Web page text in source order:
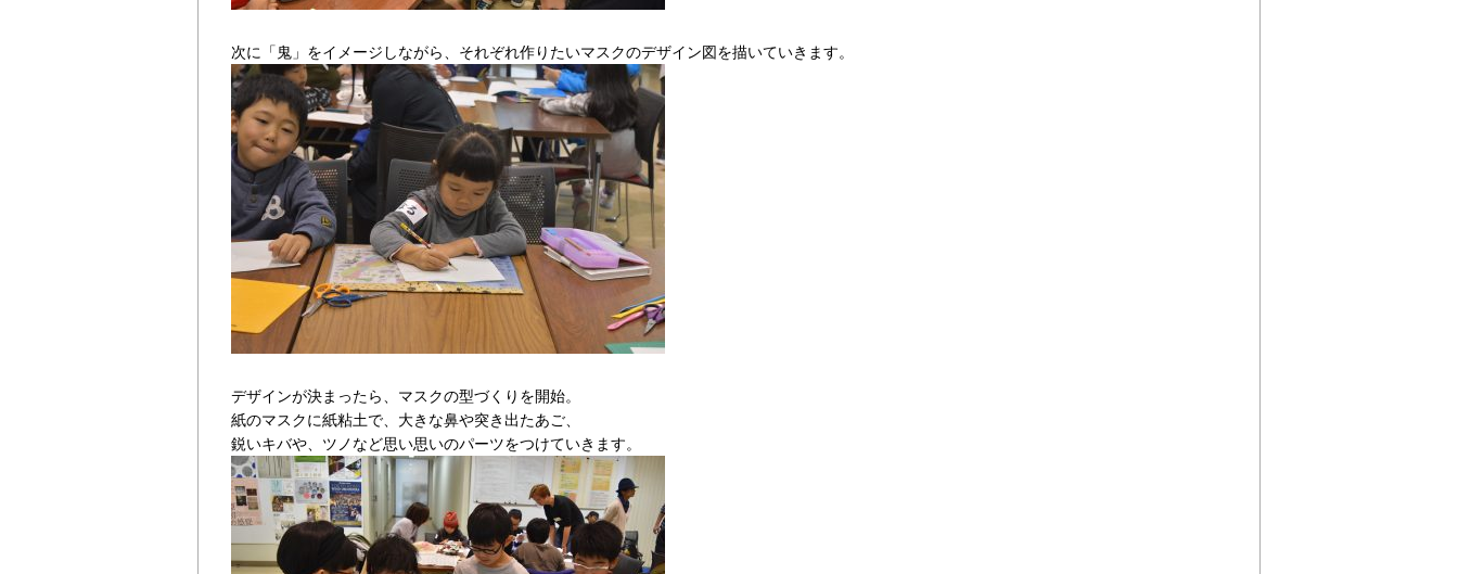
次に「鬼」をイメージしながら、それぞれ作りたいマスクのデザイン図を描いていきます。
デザインが決まったら、マスクの型づくりを開始。
紙のマスクに紙粘土で、大きな鼻や突き出たあご、
鋭いキバや、ツノなど思い思いのパーツをつけていきます。